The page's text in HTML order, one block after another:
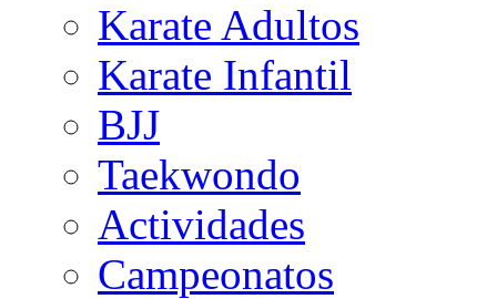
Karate Adultos
Karate Infantil
BJJ
Taekwondo
Actividades
Campeonatos